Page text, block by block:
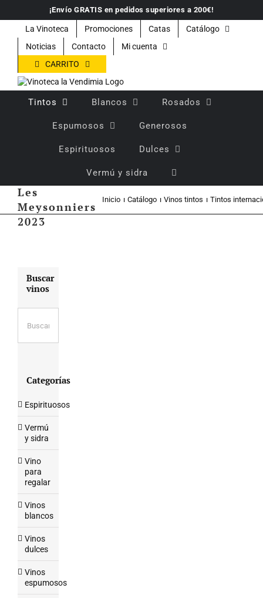
contenido
¡Envío GRATIS en pedidos superiores a 200€!
La Vinoteca Promociones Catas
Catálogo
Noticias
Contacto
Mi cuenta
CARRITO
Tintos Blancos Rosados
Espumosos Generosos
Espirituosos Dulces
Vermú y sidra
Les
Meysonniers
2023
Inicio Catálogo Vinos tintos Tintos
Buscar
vinos
Categorías
Espirituosos
Vermú
y sidra
Vino
para
regalar
Vinos
blancos
Vinos
dulces
Vinos
espumosos